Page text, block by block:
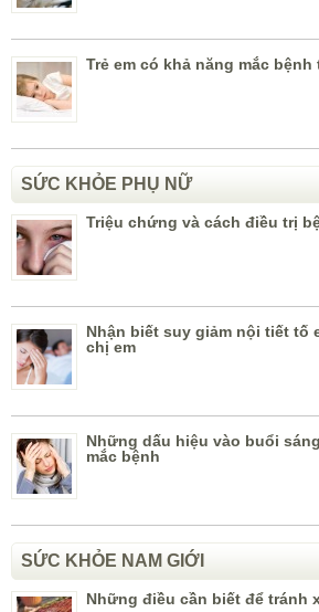
Trẻ em có khả năng mắc
SỨC KHỎE PHỤ NỮ
Triệu chứng và cách điều trị
Nhận biết suy giảm nội tiết tố
chị em
Những dấu hiệu vào buổi
mắc bệnh
SỨC KHỎE NAM GIỚI
Những điều cần biết để tránh